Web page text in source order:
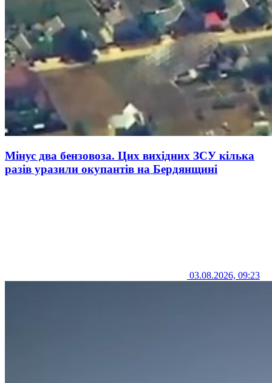
Мінус два бензовоза. Цих вихідних ЗСУ кілька
разів уразили окупантів на Бердянщині
03.08.2026, 09:23